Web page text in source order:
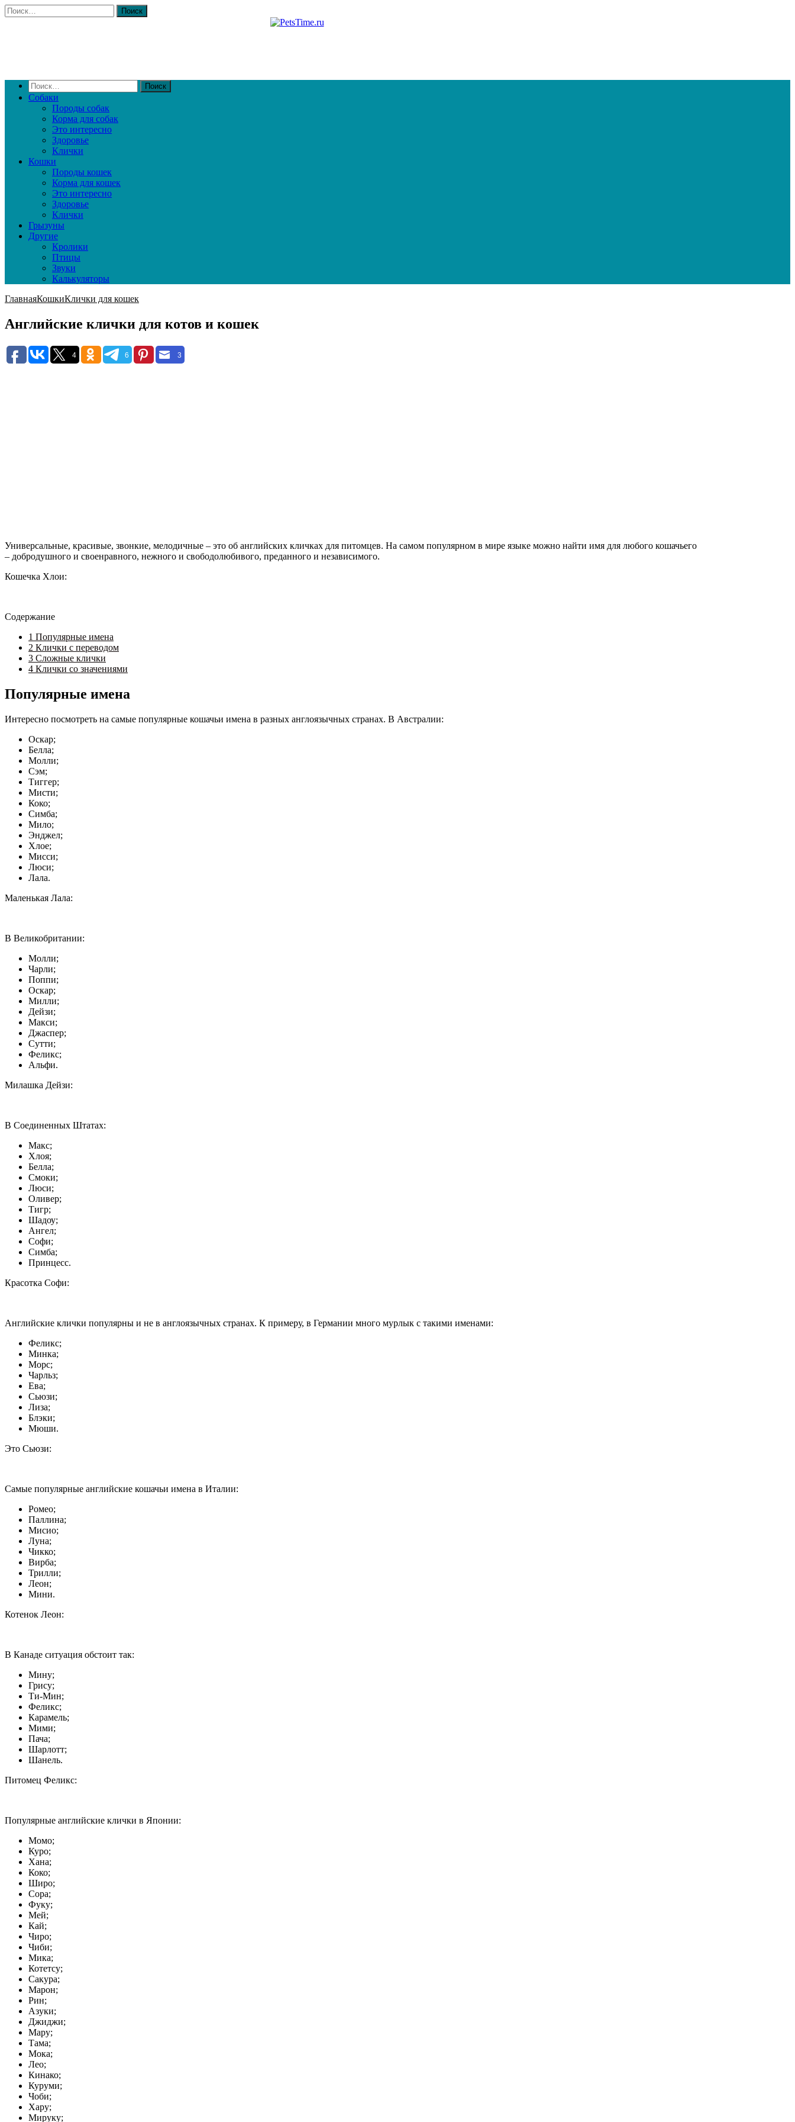
Собаки
Породы собак
Корма для собак
Это интересно
Здоровье
Клички
Кошки
Породы кошек
Корма для кошек
Это интересно
Здоровье
Клички
Грызуны
Другие
Кролики
Птицы
Звуки
Калькуляторы
ГлавнаяКошкиКлички для кошек
Английские клички для котов и кошек
4 6 3
Универсальные, красивые, звонкие, мелодичные – это об английских кличках для питомцев. На самом популярном в мире языке можно найти имя для любого кошачьего
– добродушного и своенравного, нежного и свободолюбивого, преданного и независимого.
Кошечка Хлои:
Содержание
1 Популярные имена
2 Клички с переводом
3 Сложные клички
4 Клички со значениями
Популярные имена
Интересно посмотреть на самые популярные кошачьи имена в разных англоязычных странах. В Австралии:
Оскар;
Белла;
Молли;
Сэм;
Тиггер;
Мисти;
Коко;
Симба;
Мило;
Энджел;
Хлое;
Мисси;
Люси;
Лала.
Маленькая Лала:
В Великобритании:
Молли;
Чарли;
Поппи;
Оскар;
Милли;
Дейзи;
Макси;
Джаспер;
Сутти;
Феликс;
Альфи.
Милашка Дейзи:
В Соединенных Штатах:
Макс;
Хлоя;
Белла;
Смоки;
Люси;
Оливер;
Тигр;
Шадоу;
Ангел;
Софи;
Симба;
Принцесс.
Красотка Софи:
Английские клички популярны и не в англоязычных странах. К примеру, в Германии много мурлык с такими именами:
Феликс;
Минка;
Морс;
Чарльз;
Ева;
Сьюзи;
Лиза;
Блэки;
Мюши.
Это Сьюзи:
Самые популярные английские кошачьи имена в Италии:
Ромео;
Паллина;
Мисио;
Луна;
Чикко;
Вирба;
Трилли;
Леон;
Мини.
Котенок Леон:
В Канаде ситуация обстоит так:
Мину;
Грису;
Ти-Мин;
Феликс;
Карамель;
Мими;
Пача;
Шарлотт;
Шанель.
Питомец Феликс:
Популярные английские клички в Японии:
Момо;
Куро;
Хана;
Коко;
Широ;
Сора;
Фуку;
Мей;
Кай;
Чиро;
Чиби;
Мика;
Котетсу;
Сакура;
Марон;
Рин;
Азуки;
Джиджи;
Мару;
Тама;
Мока;
Лео;
Кинако;
Куруми;
Чоби;
Хару;
Мируку;